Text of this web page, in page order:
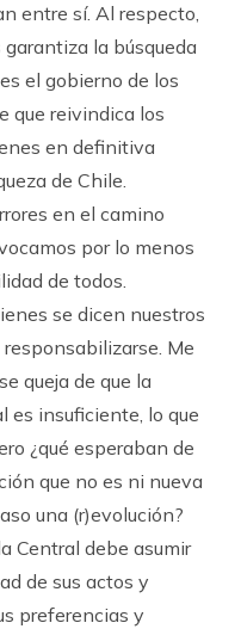
entre sí. Al respecto,
garantiza la búsqueda
el gobierno de los
que reivindica los
en definitiva
de Chile.
en el camino
por lo menos
de todos.
se dicen nuestros
Me
queja de que la
es insuficiente, lo que
¿qué esperaban de
que no es ni nueva
una (r)evolución?
Central debe asumir
de sus actos y
preferencias y